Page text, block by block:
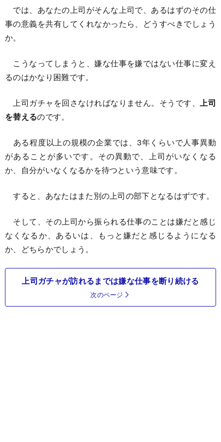
では、あなたの上司がそんな上司で、あるはずのその仕
事の意義を共有してくれなかったら、どうすべきでしょう
か。
こうなってしまうと、嫌な仕事を嫌ではない仕事に変え
るのはかなり困難です。
上司ガチャを回さなければなりません。そうです、上司
を替えるのです。
ある程度以上の規模の企業では、3年くらいで人事異動
があることが多いです。その異動で、上司がいなくなる
か、自分がいなくなるかを待つという意味です。
すると、あなたはまた別の上司の部下となるはずです。
そして、その上司から振られる仕事のことは嫌だと感じ
なくなるか、あるいは、もっと嫌だと感じるようになる
か、どちらかでしょう。
上司ガチャが訪れるまでは嫌な仕事を断り続ける
次のページ